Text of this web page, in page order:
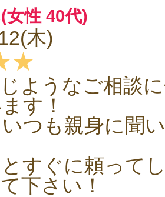
女性 40代)
木)
ようなご相談
す！
つも親身に聞
すぐに頼って
下さい！